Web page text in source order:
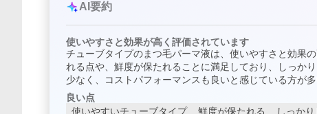
AI要約
使いやすさと効果が高く評価されています
チューブタイプのまつ毛パーマ液は、使いやすさと効果
れる点や、鮮度が保たれることに満足しており、しっか
少なく、コストパフォーマンスも良いと感じている方が多
良い点
使いやすいチューブタイプ
鮮度が保たれる しっか